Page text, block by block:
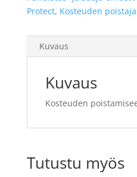
Protect, Kosteuden poistaja
Kuvaus
Kuvaus
Kosteuden
Tutustu myös